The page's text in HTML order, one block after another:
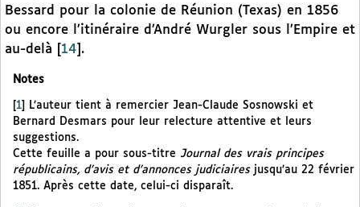
Bessard pour la colonie de Réunion (Texas) en 1856
ou encore l’itinéraire d’André Wurgler sous l’Empire et
au-delà
14 .
Notes
1
L’auteur tient à remercier Jean-Claude Sosnowski et
Bernard Desmars pour leur relecture attentive et leurs
suggestions.
Cette feuille a pour sous-titre Journal des vrais principes
républicains, d’avis et d’annonces judiciairesjusqu’au 22 février
1851. Après cette date, celui-ci disparaît.